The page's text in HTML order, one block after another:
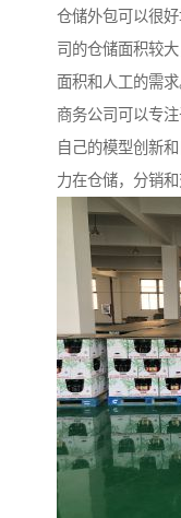
仓储外包可以很
司的仓储面积较
面积和人工的需
商务公司可以专
自己的模型创新
力在仓储，分销和